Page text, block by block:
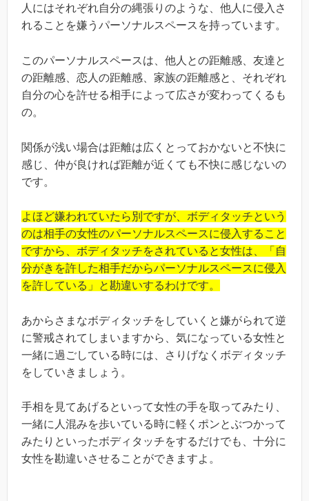
人にはそれぞれ自分の縄張りのような、他人に侵入さ
れることを嫌うパーソナルスペースを持っています。
このパーソナルスペースは、他人との距離感、友達と
の距離感、恋人の距離感、家族の距離感と、それぞれ
自分の心を許せる相手によって広さが変わってくるも
の。
関係が浅い場合は距離は広くとっておかないと不快に
感じ、仲が良ければ距離が近くても不快に感じないの
です。
よほど嫌われていたら別ですが、ボディタッチという
のは相手の女性のパーソナルスペースに侵入すること
ですから、ボディタッチをされていると女性は、「自
分がきを許した相手だからパーソナルスペースに侵入
を許している」と勘違いするわけです。
あからさまなボディタッチをしていくと嫌がられて逆
に警戒されてしまいますから、気になっている女性と
一緒に過ごしている時には、さりげなくボディタッチ
をしていきましょう。
手相を見てあげるといって女性の手を取ってみたり、
一緒に人混みを歩いている時に軽くポンとぶつかって
みたりといったボディタッチをするだけでも、十分に
女性を勘違いさせることができますよ。